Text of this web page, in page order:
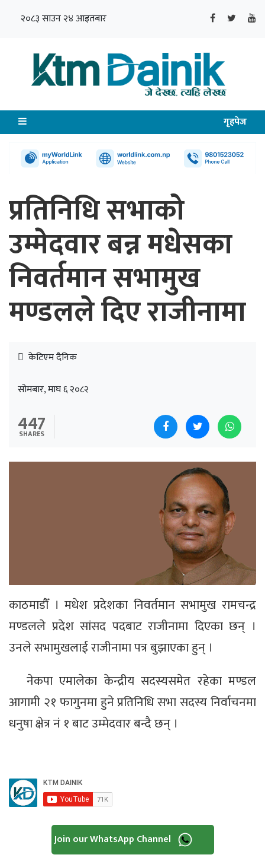
२०८३ साउन २४ आइतबार
गृहपेज
प्रतिनिधि सभाको
उम्मेदवार बन्न मधेसका
निवर्तमान सभामुख
मण्डलले दिए राजीनामा
केटिएम दैनिक
सोमबार, माघ ६ २०८२
447
SHARES
काठमाडौँ । मधेश प्रदेशका निवर्तमान सभामुख रामचन्द्र
मण्डलले प्रदेश सांसद पदबाट राजीनामा दिएका छन् ।
उनले सभामुखलाई राजीनामा पत्र बुझाएका हुन् ।
नेकपा एमालेका केन्द्रीय सदस्यसमेत रहेका मण्डल
आगामी २१ फागुनमा हुने प्रतिनिधि सभा सदस्य निर्वाचनमा
धनुषा क्षेत्र नं १ बाट उम्मेदवार बन्दै छन् ।
Join our WhatsApp Channel